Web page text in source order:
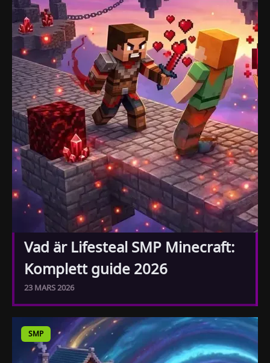
Vad är Lifesteal SMP Minecraft:
Komplett guide 2026
23 MARS 2026
SMP